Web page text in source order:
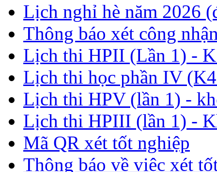
Lịch nghỉ hè năm 2026
Thông báo xét công
Lịch thi HPII (Lần 1) -
Lịch thi học phần IV
Lịch thi HPV (lần 1) -
Lịch thi HPIII (lần 1) -
Mã QR xét tốt nghiệp
Thông báo về việc xét